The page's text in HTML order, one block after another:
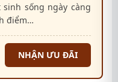
sống ngày càng
điểm…
NHẬN ƯU ĐÃI